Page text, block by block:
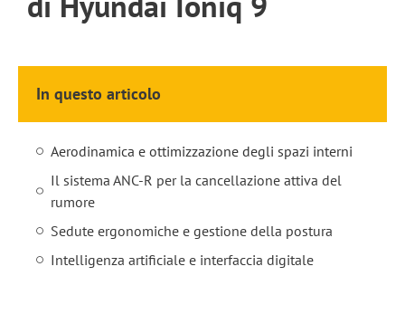
In questo articolo
Aerodinamica e ottimizzazione degli spazi interni
Il sistema ANC-R per la cancellazione attiva del
rumore
Sedute ergonomiche e gestione della postura
Intelligenza artificiale e interfaccia digitale